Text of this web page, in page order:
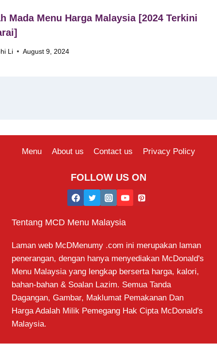
Mada Menu Harga Malaysia [2024 Terkini
Li August 9, 2024
Menu About us Contact us Privacy Policy
FOLLOW US ON
Tentang MCD Menu Malaysia
Laman web McDMenumy .com ini merupakan laman
penerangan, dengan hanya menyediakan McDonald's
Menu Malaysia yang lengkap berserta harga, kalori,
bahan-bahan & Soalan Lazim. Semua Tanda
Dagangan, Gambar, Maklumat Pemakanan Dan
Harga Adalah Milik Pemegang Hak Cipta McDonald's
Malaysia.